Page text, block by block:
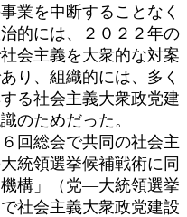
業を中断することなく
的には、２０２２年の
会主義を大衆的な対案
り、組織的には、多く
る社会主義大衆政党建
のためだった。
回総会で共同の社会主
統領選挙候補戦術に同
構」（党―大統領選挙
社会主義大衆政党建設